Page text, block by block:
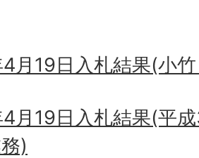
月19日入札結果(小
月19日入札結果(平
)